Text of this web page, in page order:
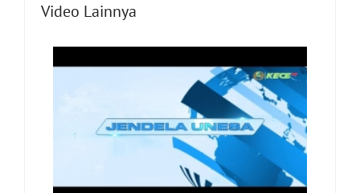
Video Lainnya